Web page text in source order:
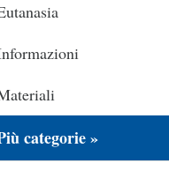
categorie »